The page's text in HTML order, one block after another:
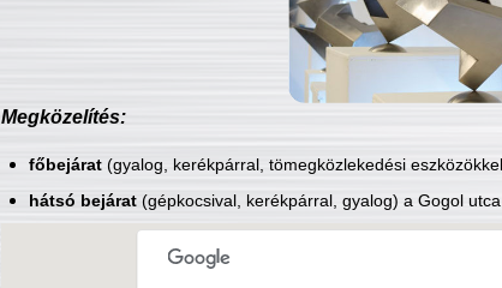
Megközelítés:
főbejárat(gyalog, kerékpárral, tömegközlekedési
hátsó bejárat(gépkocsival, kerékpárral, gyalog) a Gogol